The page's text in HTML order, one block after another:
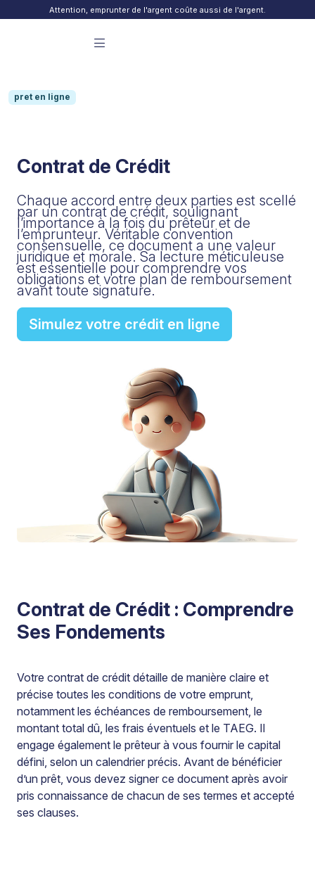
Skip to contentAttention, emprunter de l'argent coûte aussi de l'argent.
pret en ligne
Contrat de Crédit
Chaque accord entre deux parties est scellé
par un contrat de crédit, soulignant
l’importance à la fois du prêteur et de
l’emprunteur. Véritable convention
consensuelle, ce document a une valeur
juridique et morale. Sa lecture méticuleuse
est essentielle pour comprendre vos
obligations et votre plan de remboursement
avant toute signature.
Simulez votre crédit en ligne
Contrat de Crédit : Comprendre
Ses Fondements
Votre contrat de crédit détaille de manière claire et
précise toutes les conditions de votre emprunt,
notamment les échéances de remboursement, le
montant total dû, les frais éventuels et le TAEG. Il
engage également le prêteur à vous fournir le capital
défini, selon un calendrier précis. Avant de bénéficier
d’un prêt, vous devez signer ce document après avoir
pris connaissance de chacun de ses termes et accepté
ses clauses.